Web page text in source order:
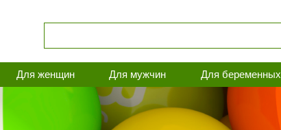
Для женщин Для мужчин Для беременных